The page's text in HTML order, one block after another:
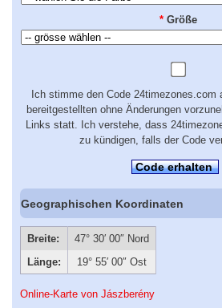
* Größe
Ich stimme den Code 24timezones.com
bereitgestellten ohne Änderungen
Links statt. Ich verstehe, dass
zu kündigen, falls der Code
Code erhalten
Geographischen Koordinaten
Breite:
47° 30′ 00″ Nord
Länge:
19° 55′ 00″ Ost
Online-Karte von Jászberény